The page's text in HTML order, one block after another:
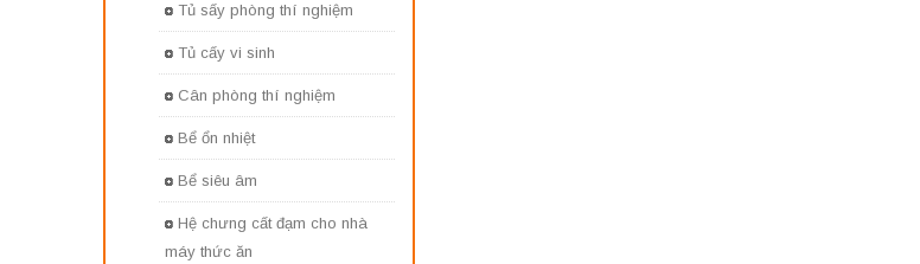
Tủ sấy phòng thí nghiệm
Tủ cấy vi sinh
Cân phòng thí nghiệm
Bể ổn nhiệt
Bể siêu âm
Hệ chưng cất đạm cho nhà
máy thức ăn